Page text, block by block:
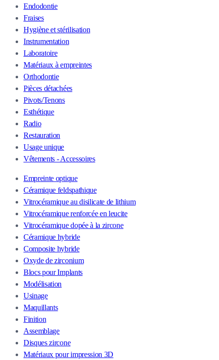
Endodontie
Fraises
Hygiène et stérilisation
Instrumentation
Laboratoire
Matériaux à empreintes
Orthodontie
Pièces détachées
Pivots/Tenons
Esthétique
Radio
Restauration
Usage unique
Vêtements - Accessoires
Empreinte optique
Céramique feldspathique
Vitrocéramique au disilicate de lithium
Vitrocéramique renforcée en leucite
Vitrocéramique dopée à la zircone
Céramique hybride
Composite hybride
Oxyde de zirconium
Blocs pour Implants
Modélisation
Usinage
Maquillants
Finition
Assemblage
Disques zircone
Matériaux pour impression 3D